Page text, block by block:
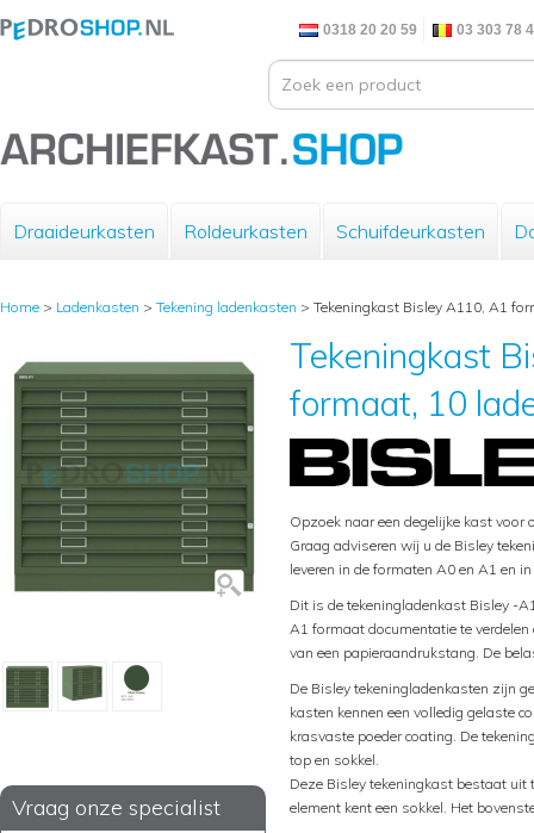
0318 20 20 59 03 303 78
Draaideurkasten Roldeurkasten Schuifdeurkasten
Home > Ladenkasten > Tekening ladenkasten > Tekeningkast Bisley A110, A1
Vraag onze specialist
Tekeningkast
formaat, 10
Opzoek naar een degelijke kast
Graag adviseren wij u de Bisley
leveren in de formaten A0 en A1 en
Dit is de tekeningladenkast Bisley -
A1 formaat documentatie te
van een papieraandrukstang. De
De Bisley tekeningladenkasten zijn
kasten kennen een volledig gelaste
krasvaste poeder coating. De
top en sokkel.
Deze Bisley tekeningkast bestaat uit
element kent een sokkel. Het